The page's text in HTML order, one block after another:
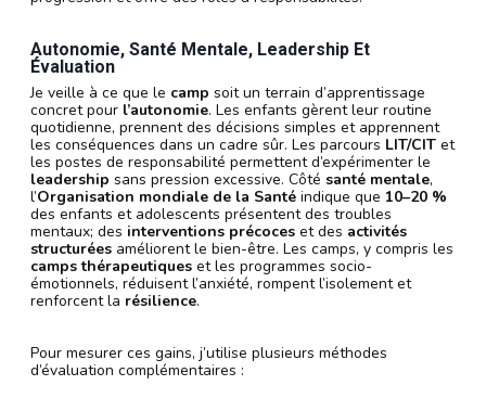
Autonomie, Santé Mentale, Leadership Et
Évaluation
Je veille à ce que le camp soit un terrain d’apprentissage
concret pour l’autonomie. Les enfants gèrent leur routine
quotidienne, prennent des décisions simples et apprennent
les conséquences dans un cadre sûr. Les parcours LIT/CIT et
les postes de responsabilité permettent d’expérimenter le
leadership sans pression excessive. Côté santé mentale,
l’Organisation mondiale de la Santé indique que 10–20 %
des enfants et adolescents présentent des troubles
mentaux; des interventions précoces et des activités
structurées améliorent le bien-être. Les camps, y compris les
camps thérapeutiques et les programmes socio-
émotionnels, réduisent l’anxiété, rompent l’isolement et
renforcent la résilience.
Pour mesurer ces gains, j’utilise plusieurs méthodes
d’évaluation complémentaires :